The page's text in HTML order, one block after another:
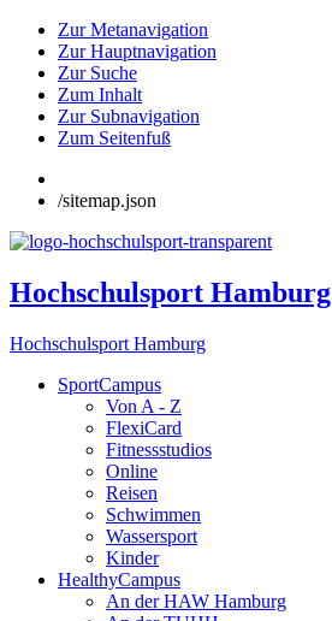
Zur Metanavigation
Zur Hauptnavigation
Zur Suche
Zum Inhalt
Zur Subnavigation
Zum Seitenfuß
/sitemap.json
Hochschulsport Hamburg
Hochschulsport Hamburg
SportCampus
Von A - Z
FlexiCard
Fitnessstudios
Online
Reisen
Schwimmen
Wassersport
Kinder
HealthyCampus
An der HAW Hamburg